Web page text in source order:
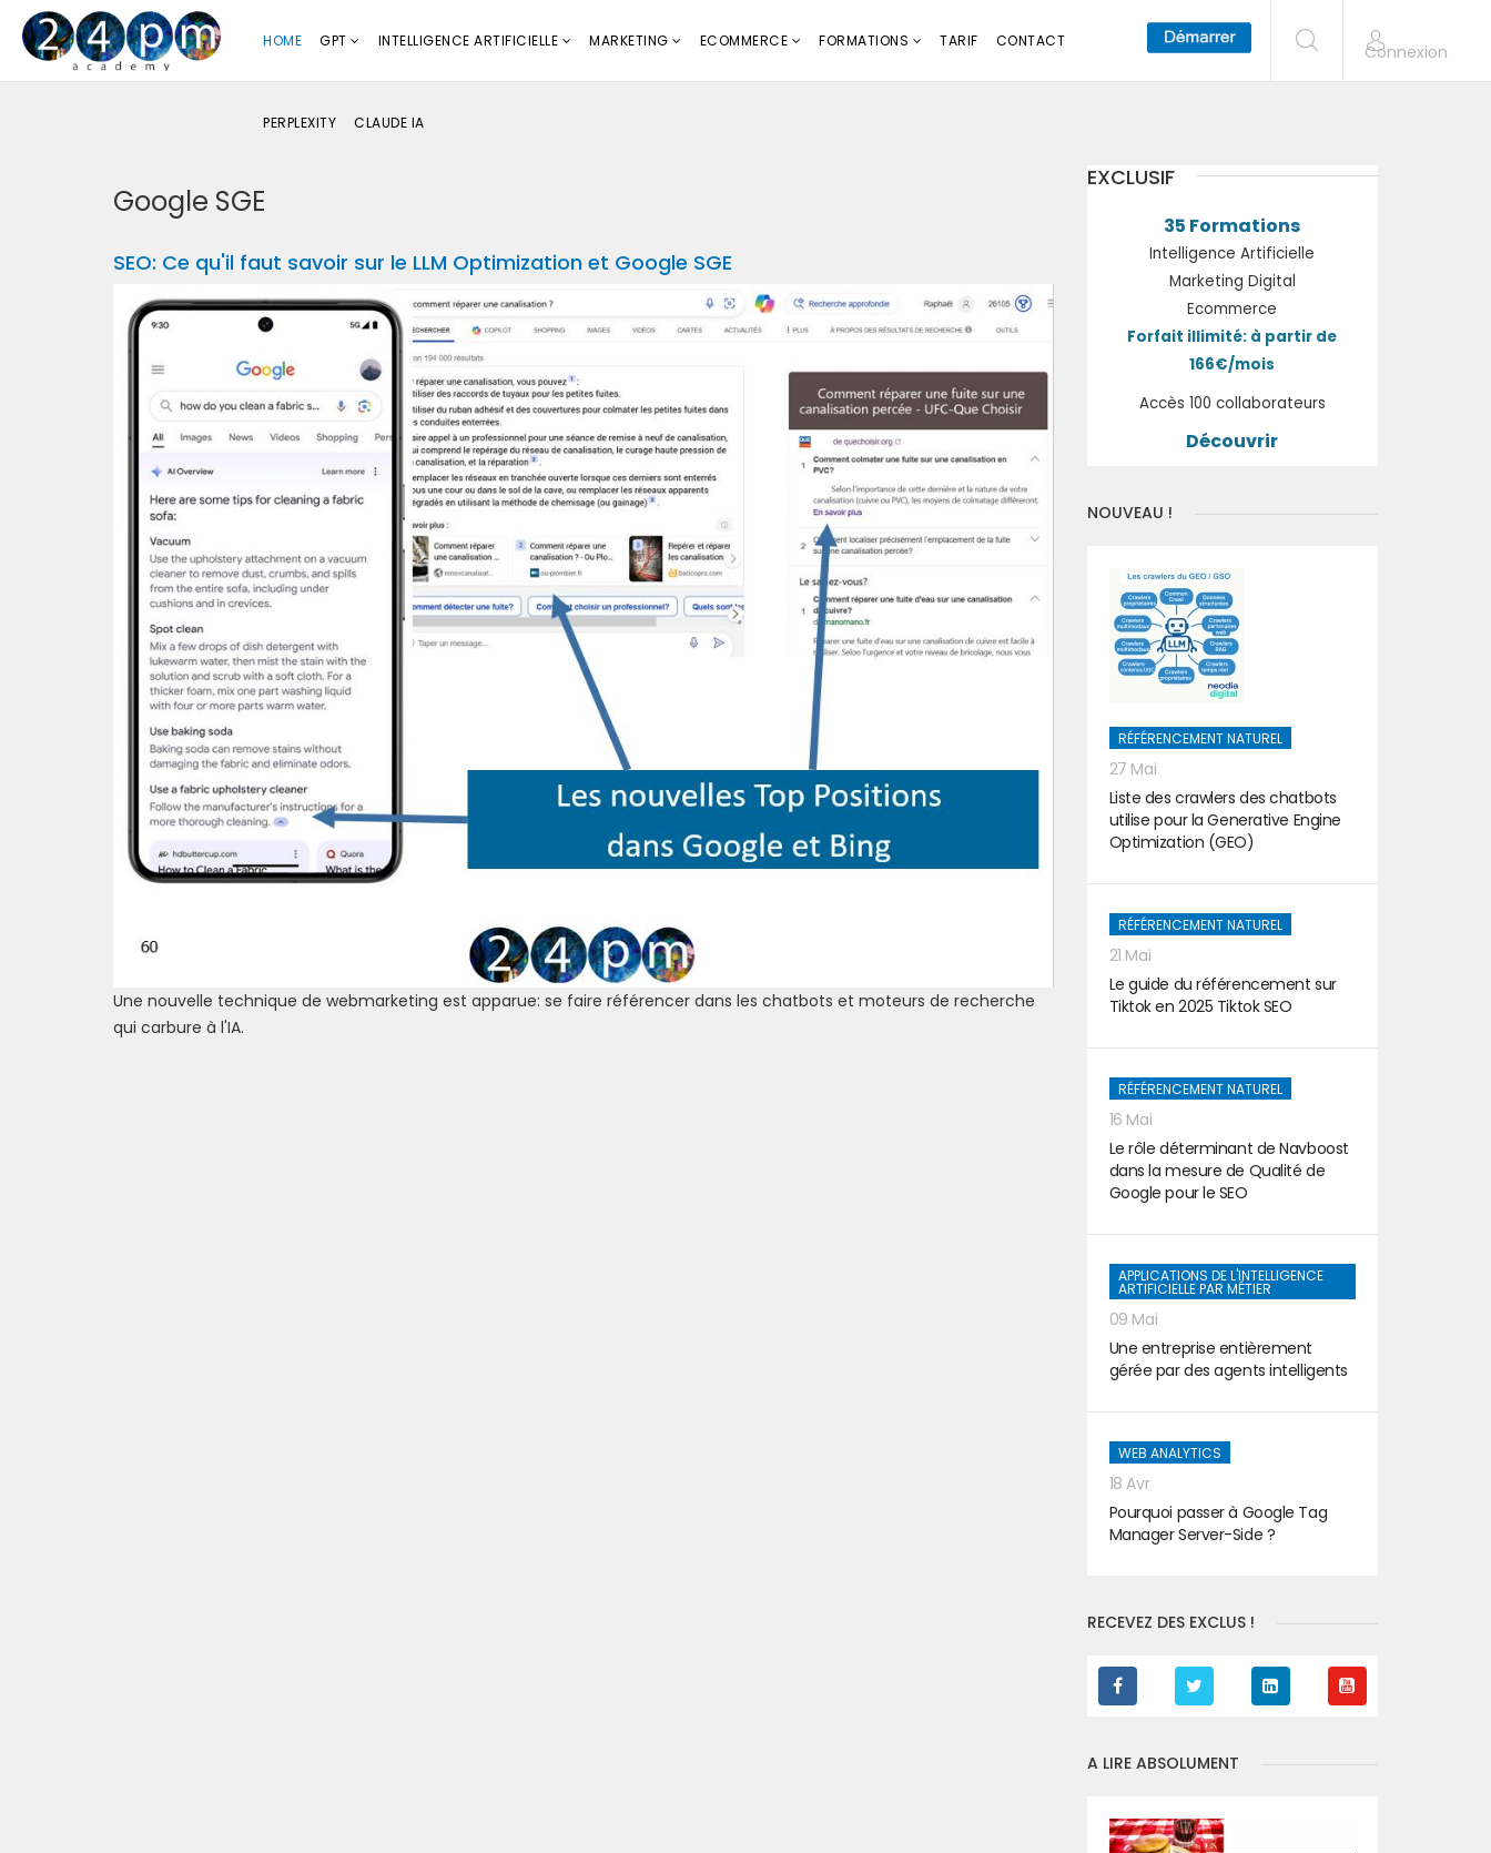
HOME GPT INTELLIGENCE ARTIFICIELLE MARKETING ECOMMERCE FORMATIONS TARIF CONTACT
PERPLEXITY CLAUDE IA
Connexion
Google SGE
SEO: Ce qu'il faut savoir sur le LLM Optimization et Google SGE
Une nouvelle technique de webmarketing est apparue: se faire référencer dans les chatbots et moteurs de recherche
qui carbure à l'IA.
EXCLUSIF
35 Formations
Intelligence Artificielle
Marketing Digital
Ecommerce
Forfait illimité: à partir de
166€/mois
Accès 100 collaborateurs
Découvrir
NOUVEAU !
RÉFÉRENCEMENT NATUREL
27 Mai
Liste des crawlers des chatbots
utilise pour la Generative Engine
Optimization (GEO)
RÉFÉRENCEMENT NATUREL
21 Mai
Le guide du référencement sur
Tiktok en 2025 Tiktok SEO
RÉFÉRENCEMENT NATUREL
16 Mai
Le rôle déterminant de Navboost
dans la mesure de Qualité de
Google pour le SEO
APPLICATIONS DE L'INTELLIGENCE
ARTIFICIELLE PAR MÉTIER
09 Mai
Une entreprise entièrement
gérée par des agents intelligents
WEB ANALYTICS
18 Avr
Pourquoi passer à Google Tag
Manager Server-Side ?
RECEVEZ DES EXCLUS !
A LIRE ABSOLUMENT